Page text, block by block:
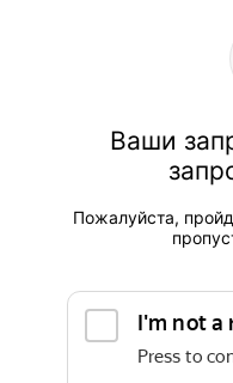
Ваши
Пожалуйста,